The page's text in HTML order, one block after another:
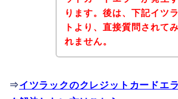
ります。後は、下記イツ
トより、直接質問されて
れません。
⇒イツラックのクレジットカードエ